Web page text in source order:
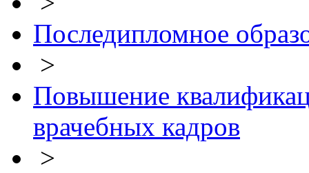
Последипломное
>
Повышение
врачебных кадров
>